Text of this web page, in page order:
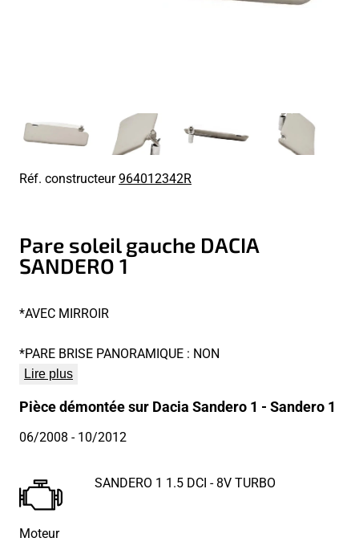
Réf. constructeur964012342R
Pare soleil gauche DACIA
SANDERO 1
*AVEC MIRROIR
*PARE BRISE PANORAMIQUE : NON
Lire plus
Pièce démontée sur Dacia Sandero 1 - Sandero 1
06/2008- 10/2012
Moteur
SANDERO 1 1.5 DCI - 8V TURBO